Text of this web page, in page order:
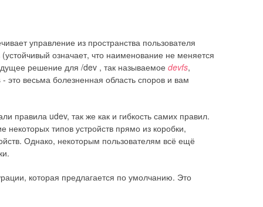
управление из пространства пользователя
означает, что наименование не меняется
решение для /dev , так называемое devfs,
это весьма болезненная область споров и вам
правила udev, так же как и гибкость самих правил.
типов устройств прямо из коробки,
Однако, некоторым пользователям всё ещё
которая предлагается по умолчанию. Это